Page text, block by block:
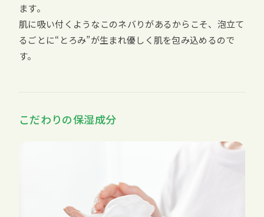
ます。
肌に吸い付くようなこのネバりがあるからこそ、泡立て
るごとに“とろみ”が生まれ優しく肌を包み込めるので
す。
こだわりの保湿成分